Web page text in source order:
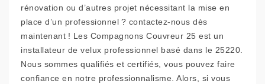
rénovation ou d’autres projet nécessitant la mise en
place d’un professionnel ? contactez-nous dès
maintenant ! Les Compagnons Couvreur 25 est un
installateur de velux professionnel basé dans le 25220.
Nous sommes qualifiés et certifiés, vous pouvez faire
confiance en notre professionnalisme. Alors, si vous